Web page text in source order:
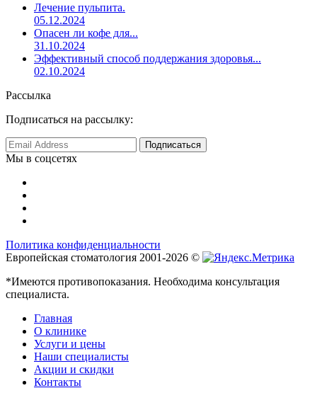
Лечение пульпита.
05.12.2024
Опасен ли кофе для...
31.10.2024
Эффективный способ поддержания здоровья...
02.10.2024
Рассылка
Подписаться на рассылку:
Мы в соцсетях
Политика конфиденциальности
Европейская стоматология 2001-2026 ©
*Имеются противопоказания. Необходима консультация
специалиста.
Главная
О клинике
Услуги и цены
Наши специалисты
Акции и скидки
Контакты